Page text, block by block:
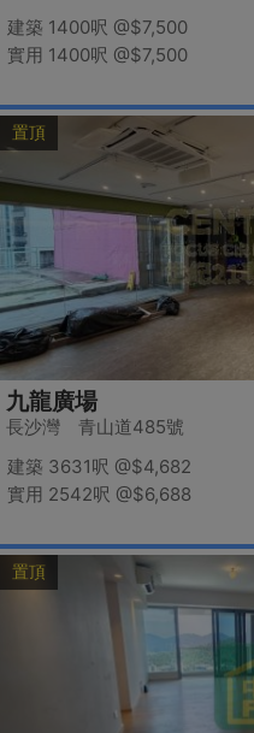
建築 1400呎 @$7,500
實用 1400呎 @$7,500
置頂
九龍廣場
長沙灣 青山道485號
建築 3631呎 @$4,682
實用 2542呎 @$6,688
置頂